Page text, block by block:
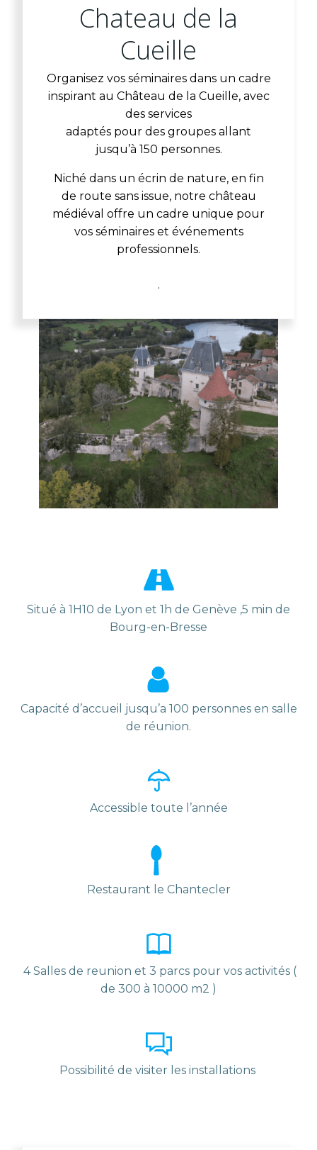
Chateau de la
Cueille
Organisez vos séminaires dans un cadre
inspirant au Château de la Cueille, avec
des services
adaptés pour des groupes allant
jusqu’à 150 personnes.
Niché dans un écrin de nature, en fin
de route sans issue, notre château
médiéval offre un cadre unique pour
vos séminaires et événements
professionnels.
.
Situé à 1H10 de Lyon et 1h de Genève ,5 min de
Bourg-en-Bresse
Capacité d’accueil jusqu’a 100 personnes en salle
de réunion.
Accessible toute l’année
Restaurant le Chantecler
4 Salles de reunion et 3 parcs pour vos activités (
de 300 à 10000 m2 )
Possibilité de visiter les installations